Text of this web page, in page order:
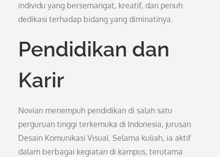
individu yang bersemangat, kreatif, dan penuh
dedikasi terhadap bidang yang diminatinya.
Pendidikan dan
Karir
Novian menempuh pendidikan di salah satu
perguruan tinggi terkemuka di Indonesia, jurusan
Desain Komunikasi Visual. Selama kuliah, ia aktif
dalam berbagai kegiatan di kampus, terutama